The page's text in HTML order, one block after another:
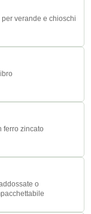
verande e chioschi
ferro zincato
o